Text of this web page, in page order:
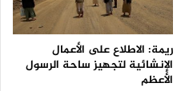
ريمة: الاطلاع على الأعمال
الإنشائية لتجهيز ساحة الرسول
الأعظم